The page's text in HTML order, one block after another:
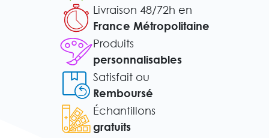
Livraison 48/72h en
France Métropolitaine
Produits
personnalisables
Satisfait ou
Remboursé
Échantillons
gratuits